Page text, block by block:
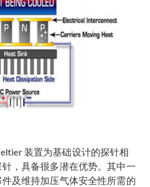
装置为基础设计的探针相
，具备很多潜在优势。其中一
及维持加压气体安全性所需的